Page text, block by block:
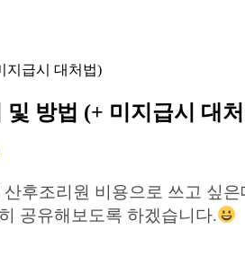
지급시 대처법)
방법 (+ 미지급시 대
산후조리원 비용으로 쓰고 싶
공유해보도록 하겠습니다.